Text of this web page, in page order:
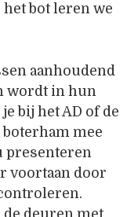
bot leren we
aanhoudend
wordt in hun
bij het AD of de
mee
presenteren
voortaan door
de deuren met